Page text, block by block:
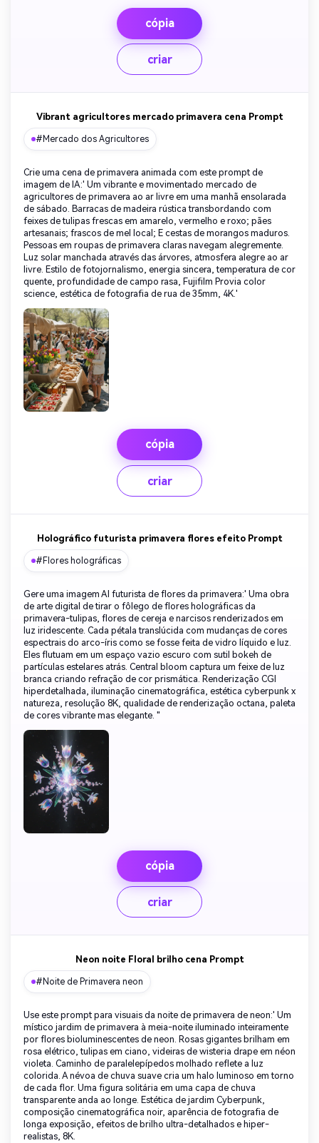
cópia
criar
Vibrant agricultores mercado primavera cena Prompt
#Mercado dos Agricultores
Crie uma cena de primavera animada com este prompt de
imagem de IA:' Um vibrante e movimentado mercado de
agricultores de primavera ao ar livre em uma manhã ensolarada
de sábado. Barracas de madeira rústica transbordando com
feixes de tulipas frescas em amarelo, vermelho e roxo; pães
artesanais; frascos de mel local; E cestas de morangos maduros.
Pessoas em roupas de primavera claras navegam alegremente.
Luz solar manchada através das árvores, atmosfera alegre ao ar
livre. Estilo de fotojornalismo, energia sincera, temperatura de cor
quente, profundidade de campo rasa, Fujifilm Provia color
science, estética de fotografia de rua de 35mm, 4K.'
cópia
criar
Holográfico futurista primavera flores efeito Prompt
#Flores holográficas
Gere uma imagem AI futurista de flores da primavera:' Uma obra
de arte digital de tirar o fôlego de flores holográficas da
primavera-tulipas, flores de cereja e narcisos renderizados em
luz iridescente. Cada pétala translúcida com mudanças de cores
espectrais do arco-íris como se fosse feita de vidro líquido e luz.
Eles flutuam em um espaço vazio escuro com sutil bokeh de
partículas estelares atrás. Central bloom captura um feixe de luz
branca criando refração de cor prismática. Renderização CGI
hiperdetalhada, iluminação cinematográfica, estética cyberpunk x
natureza, resolução 8K, qualidade de renderização octana, paleta
de cores vibrante mas elegante. "
cópia
criar
Neon noite Floral brilho cena Prompt
#Noite de Primavera neon
Use este prompt para visuais da noite de primavera de neon:' Um
místico jardim de primavera à meia-noite iluminado inteiramente
por flores bioluminescentes de neon. Rosas gigantes brilham em
rosa elétrico, tulipas em ciano, videiras de wisteria drape em néon
violeta. Caminho de paralelepípedos molhado reflete a luz
colorida. A névoa de chuva suave cria um halo luminoso em torno
de cada flor. Uma figura solitária em uma capa de chuva
transparente anda ao longe. Estética de jardim Cyberpunk,
composição cinematográfica noir, aparência de fotografia de
longa exposição, efeitos de brilho ultra-detalhados e hiper-
realistas, 8K.